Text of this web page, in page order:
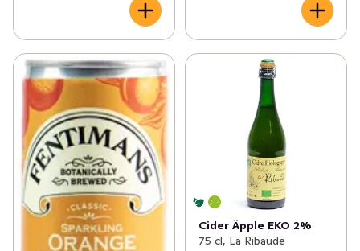
Cider Äpple EKO 2%
75 cl, La Ribaude